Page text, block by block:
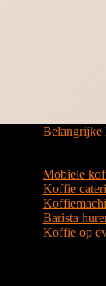
Belangrijke
Mobiele
Koffie
Barista
Koffie op